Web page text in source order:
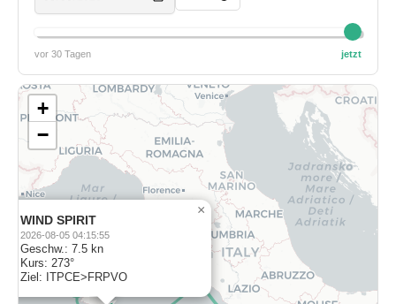
vor 30 Tagen jetzt
WIND SPIRIT
2026-08-05 04:15:55
Geschw.: 7.5 kn
Kurs: 273°
Ziel: ITPCE>FRPVO
×
+
−